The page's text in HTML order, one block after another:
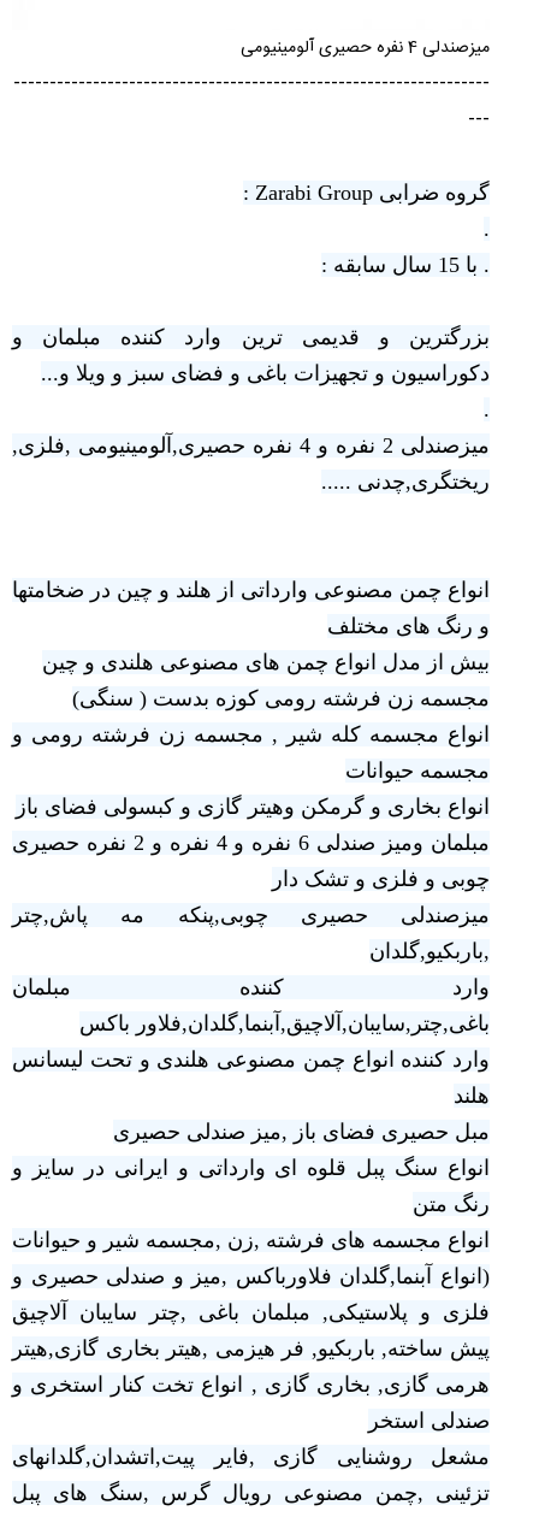
میزصندلی 4 نفره حصیری آلومینیومی
------------------------------------------------------------------
---
گروه ضرابی Zarabi Group :
.
. با 15 سال سابقه :
بزرگترین و قدیمی ترین وارد کننده مبلمان و
دکوراسیون و تجهیزات باغی و فضای سبز و ویلا و...
.
میزصندلی 2 نفره و 4 نفره حصیری,آلومینیومی ,فلزی,
ریختگری,چدنی .....
انواع چمن مصنوعی وارداتی از هلند و چین در ضخامتها
و رنگ های مختلف
بیش از مدل انواع چمن های مصنوعی هلندی و چین
مجسمه زن فرشته رومی کوزه بدست ( سنگی)
انواع مجسمه کله شیر , مجسمه زن فرشته رومی و
مجسمه حیوانات
انواع بخاری و گرمکن وهیتر گازی و کبسولی فضای باز
مبلمان ومیز صندلی 6 نفره و 4 نفره و 2 نفره حصیری
چوبی و فلزی و تشک دار
میزصندلی حصیری چوبی,پنکه مه پاش,چتر
,باربکیو,گلدان
وارد کننده مبلمان
باغی,چتر,سایبان,آلاچیق,آبنما,گلدان,فلاور باکس
وارد کننده انواع چمن مصنوعی هلندی و تحت لیسانس
هلند
مبل حصیری فضای باز ,میز صندلی حصیری
انواع سنگ پبل قلوه ای وارداتی و ایرانی در سایز و
رنگ متن
انواع مجسمه های فرشته ,زن ,مجسمه شیر و حیوانات
(انواع آبنما,گلدان فلاورباکس ,میز و صندلی حصیری و
فلزی و پلاستیکی, مبلمان باغی ,چتر سایبان آلاچیق
پیش ساخته, باربکیو, فر هیزمی ,هیتر بخاری گازی,هیتر
هرمی گازی, بخاری گازی , انواع تخت کنار استخری و
صندلی استخر
مشعل روشنایی گازی ,فایر پیت,اتشدان,گلدانهای
تزئینی ,چمن مصنوعی رویال گرس ,سنگ های پبل